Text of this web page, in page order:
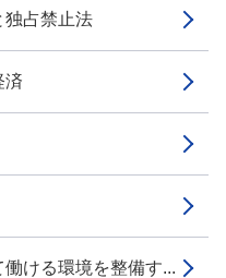
独占禁止法
済
ける環境を整備す...